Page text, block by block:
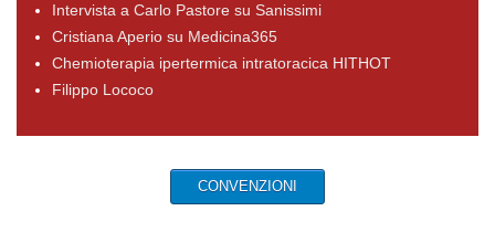
Intervista a Carlo Pastore su Sanissimi
Cristiana Aperio su Medicina365
Chemioterapia ipertermica intratoracica HITHOT
Filippo Lococo
CONVENZIONI